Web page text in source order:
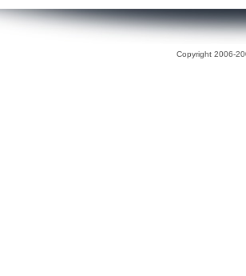
Copyright 2006-